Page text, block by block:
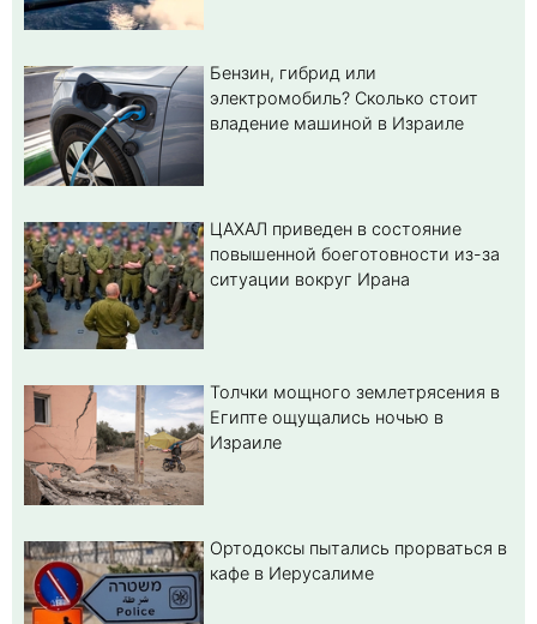
Бензин, гибрид или
электромобиль? Cколько стоит
владение машиной в Израиле
ЦАХАЛ приведен в состояние
повышенной боеготовности из-за
ситуации вокруг Ирана
Толчки мощного землетрясения в
Египте ощущались ночью в
Израиле
Ортодоксы пытались прорваться в
кафе в Иерусалиме